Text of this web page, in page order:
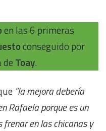
en las 6 primeras
conseguido por
de Toay.
“la mejora debería
Rafaela porque es un
en las chicanas y